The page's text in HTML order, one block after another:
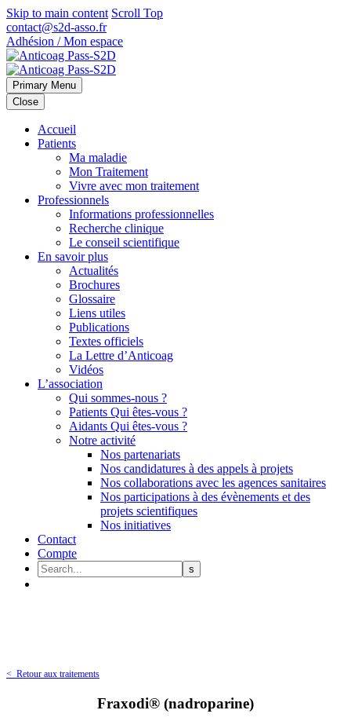
Skip to main content Scroll Top
contact@s2d-asso.fr
Adhésion / Mon espace
Primary Menu
Close
Accueil
Patients
Ma maladie
Mon Traitement
Vivre avec mon traitement
Professionnels
Informations professionnelles
Recherche clinique
Le conseil scientifique
En savoir plus
Actualités
Brochures
Glossaire
Liens utiles
Publications
Textes officiels
La Lettre d’Anticoag
Vidéos
L’association
Qui sommes-nous ?
Patients Qui êtes-vous ?
Aidants Qui êtes-vous ?
Notre activité
Nos partenariats
Nos candidatures à des appels à projets
Nos collaborations avec les agences sanitaires
Nos participations à des évènements et des
projets scientifiques
Nos initiatives
Contact
Compte
< Retour aux traitements
Fraxodi® (nadroparine)